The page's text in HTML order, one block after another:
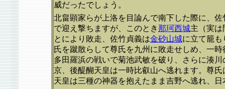
威だったでしょう。
北畠顕家らが上洛を目論んで南下した際に、
で迎え撃ちますが、このとき那珂西城主（実は
とにより敗走、佐竹貞義は金砂山城に立て籠
氏を蹴散らして尊氏を九州に敗走せしめ、一
多田羅浜の戦いで菊池武敏を破り、さらに湊
京、後醍醐天皇は一時比叡山へ逃れます。尊
天皇は三種の神器を抱えたまま吉野へ逃れ、